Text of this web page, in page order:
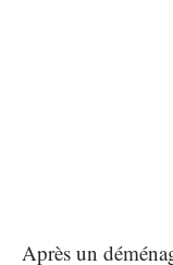
Après un